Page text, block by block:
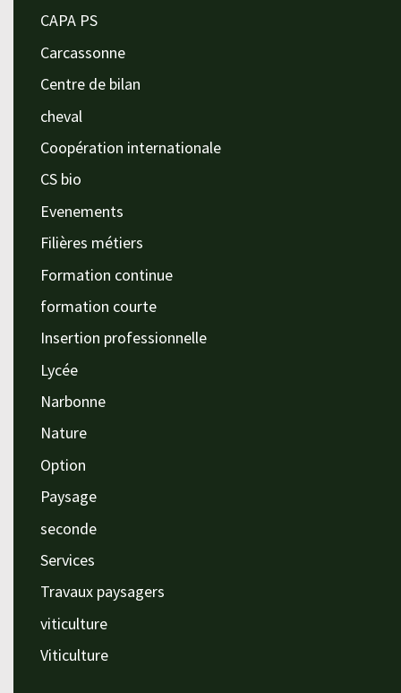
CAPA PS
Carcassonne
Centre de bilan
cheval
Coopération internationale
CS bio
Evenements
Filières métiers
Formation continue
formation courte
Insertion professionnelle
Lycée
Narbonne
Nature
Option
Paysage
seconde
Services
Travaux paysagers
viticulture
Viticulture